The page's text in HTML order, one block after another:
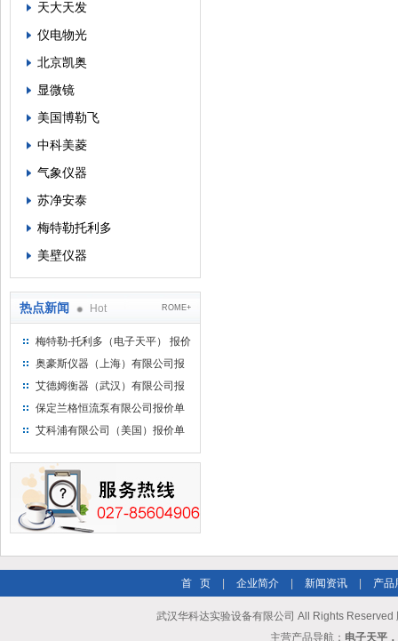
天大天发
仪电物光
北京凯奥
显微镜
美国博勒飞
中科美菱
气象仪器
苏净安泰
梅特勒托利多
美壁仪器
热点新闻 Hot ROME+
梅特勒-托利多（电子天平） 报价
单
奥豪斯仪器（上海）有限公司报
价单
艾德姆衡器（武汉）有限公司报
价单
保定兰格恒流泵有限公司报价单
艾科浦有限公司（美国）报价单
首 页 企业简介 新闻资讯 产品
武汉华科达实验设备有限公司 All Rights Reserved
主营产品导航： 电子天平